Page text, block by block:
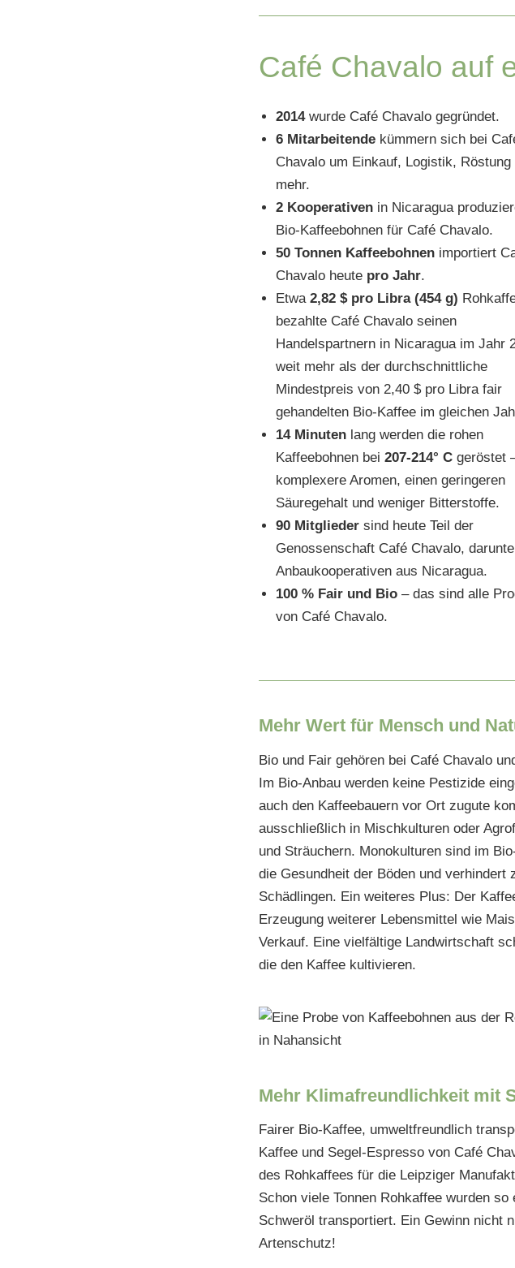
Café Chavalo auf
2014wurde Café Chavalo gegründet.
6 Mitarbeitende kümmern sich bei
Chavalo um Einkauf, Logistik, Röstung
mehr.
2 Kooperativen in Nicaragua
Bio-Kaffeebohnen für Café Chavalo.
50 Tonnen Kaffeebohnen importiert
Chavalo heute pro Jahr.
Etwa 2,82 $ pro Libra (454 g)
bezahlte Café Chavalo seinen
Handelspartnern in Nicaragua im Jahr
weit mehr als der durchschnittliche
Mindestpreis von 2,40 $ pro Libra fair
gehandelten Bio-Kaffee im gleichen
14 Minuten lang werden die rohen
Kaffeebohnen bei 207-214° C geröstet
komplexere Aromen, einen geringeren
Säuregehalt und weniger Bitterstoffe.
90 Mitglieder sind heute Teil der
Genossenschaft Café Chavalo,
Anbaukooperativen aus Nicaragua.
100 % Fair und Bio – das sind alle
von Café Chavalo.
Mehr Wert für Mensch und
Bio und Fair gehören bei Café Chavalo
Im Bio-Anbau werden keine Pestizide
auch den Kaffeebauern vor Ort zugute
ausschließlich in Mischkulturen oder
und Sträuchern. Monokulturen sind im
die Gesundheit der Böden und
Schädlingen. Ein weiteres Plus: Der
Erzeugung weiterer Lebensmittel wie
Verkauf. Eine vielfältige Landwirtschaft
die den Kaffee kultivieren.
Mehr Klimafreundlichkeit mit
Fairer Bio-Kaffee, umweltfreundlich
Kaffee und Segel-Espresso von Café
des Rohkaffees für die Leipziger
Schon viele Tonnen Rohkaffee wurden
Schweröl transportiert. Ein Gewinn nicht
Artenschutz!